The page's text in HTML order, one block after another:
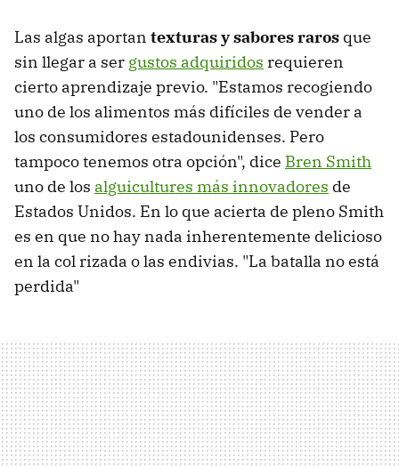
Las algas aportan texturas y sabores raros que
sin llegar a ser gustos adquiridos requieren
cierto aprendizaje previo. "Estamos recogiendo
uno de los alimentos más difíciles de vender a
los consumidores estadounidenses. Pero
tampoco tenemos otra opción", dice Bren Smith
uno de los alguicultures más innovadores de
Estados Unidos. En lo que acierta de pleno Smith
es en que no hay nada inherentemente delicioso
en la col rizada o las endivias. "La batalla no está
perdida"